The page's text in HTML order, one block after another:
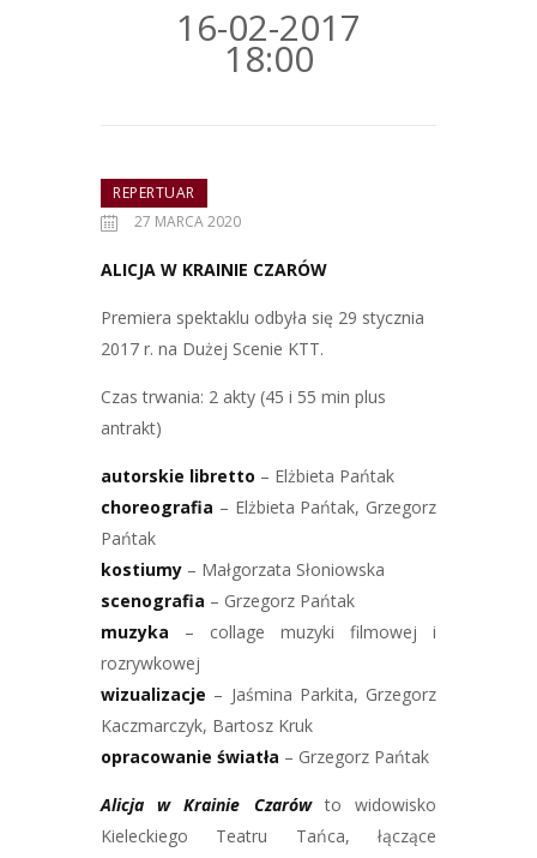
16-02-2017
18:00
REPERTUAR
27 MARCA 2020
ALICJA W KRAINIE CZARÓW
Premiera spektaklu odbyła się 29 stycznia
2017 r. na Dużej Scenie KTT.
Czas trwania: 2 akty (45 i 55 min plus
antrakt)
autorskie libretto – Elżbieta Pańtak
choreografia – Elżbieta Pańtak, Grzegorz
Pańtak
kostiumy – Małgorzata Słoniowska
scenografia – Grzegorz Pańtak
muzyka – collage muzyki filmowej i
rozrywkowej
wizualizacje – Jaśmina Parkita, Grzegorz
Kaczmarczyk, Bartosz Kruk
opracowanie światła – Grzegorz Pańtak
Alicja w Krainie Czarówto widowisko
Kieleckiego Teatru Tańca, łączące